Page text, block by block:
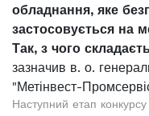
обладнання, яке
застосовується на
Так, з чого
зазначив в. о.
"Метінвест-
Наступний етап